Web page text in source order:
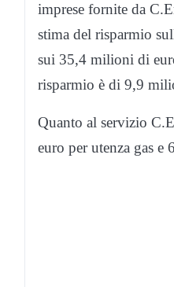
imprese fornite da
stima del risparmio
sui 35,4 milioni di
risparmio è di 9,9
Quanto al servizio
euro per utenza gas e